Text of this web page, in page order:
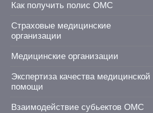
Как получить полис ОМС
Страховые медицинские
организации
Медицинские организации
Экспертиза качества медицинской
помощи
Взаимодействие субьектов ОМС